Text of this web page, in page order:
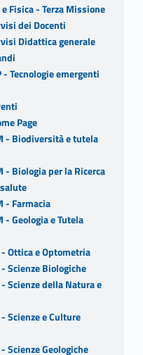
Fisica - Terza Missione
dei Docenti
Didattica generale
Tecnologie emergenti
Page
- Biodiversità e tutela
Biologia per la Ricerca
- Farmacia
Geologia e Tutela
Ottica e Optometria
Scienze Biologiche
Scienze della Natura e
Scienze e Culture
Scienze Geologiche